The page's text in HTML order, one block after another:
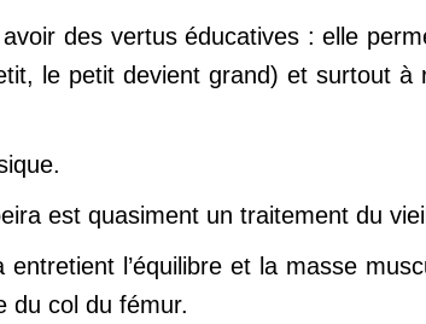
des vertus éducatives : elle
le petit devient grand) et surtout
est quasiment un traitement du
l’équilibre et la masse
du col du fémur.